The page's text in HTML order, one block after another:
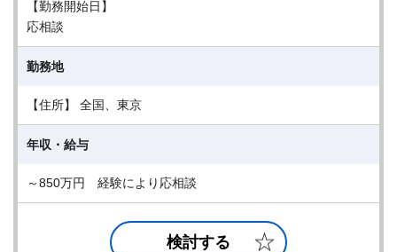
【勤務開始日】
応相談
勤務地
【住所】 全国、東京
年収・給与
～850万円 経験により応相談
検討する